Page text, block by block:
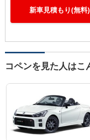
新車見積もり(無料)
コペンを見た人はこ